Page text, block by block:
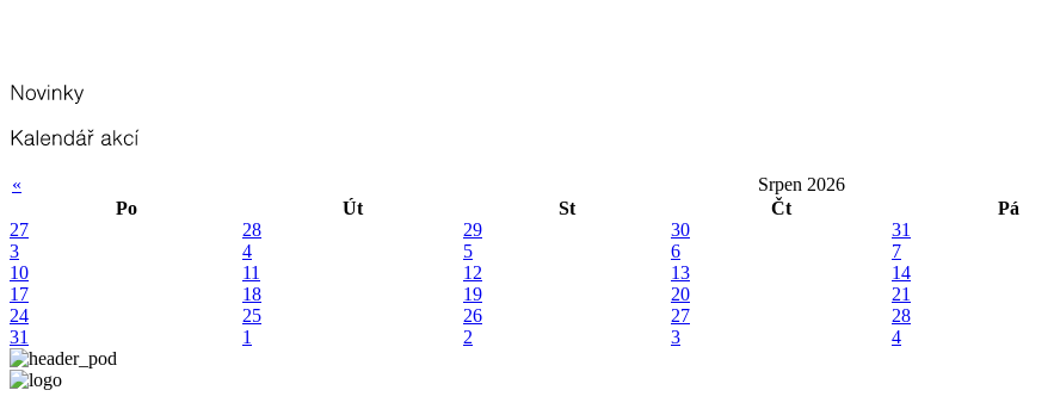
« Srpen 2026
Po
Út St Čt Pá
27
28 29 30 31
3
4 5 6 7
10
11 12 13 14
17
18 19 20 21
24
25 26 27 28
31
1 2 3 4